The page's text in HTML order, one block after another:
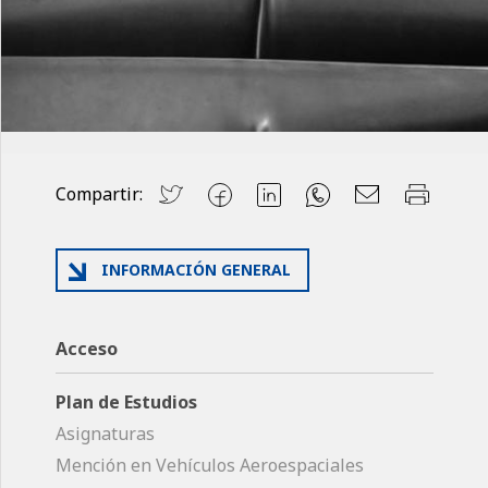
Compartir:
INFORMACIÓN GENERAL
Acceso
Plan de Estudios
Asignaturas
Mención en Vehículos Aeroespaciales